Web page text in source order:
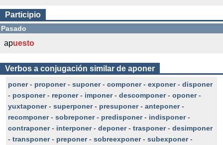
Participio
Pasado
apuesto
Verbos a conjugación similar de aponer
poner- proponer- suponer- componer- exponer- disponer
- posponer- reponer- imponer- descomponer- oponer-
yuxtaponer- superponer- presuponer- anteponer-
recomponer- sobreponer- predisponer- indisponer-
contraponer- interponer- deponer- trasponer- desimponer
- transponer- preponer- sobreexponer- subexponer-